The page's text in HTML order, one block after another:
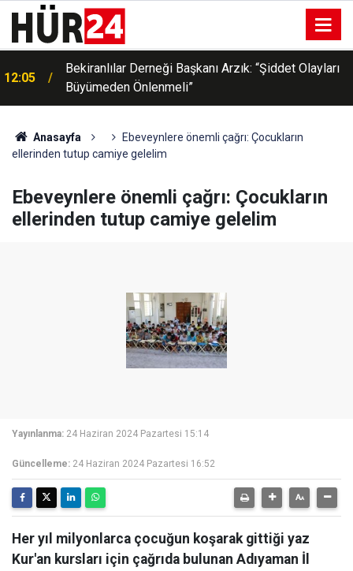
12:05
Bekiranlılar Derneği Başkanı Arzık: “Şiddet Olayları
Büyümeden Önlenmeli”
Anasayfa
Ebeveynlere önemli çağrı: Çocukların
ellerinden tutup camiye gelelim
Ebeveynlere önemli çağrı: Çocukların
ellerinden tutup camiye gelelim
Yayınlanma: 24 Haziran 2024 Pazartesi 15:14
Güncelleme: 24 Haziran 2024 Pazartesi 16:52
Her yıl milyonlarca çocuğun koşarak gittiği yaz
Kur'an kursları için çağrıda bulunan Adıyaman İl